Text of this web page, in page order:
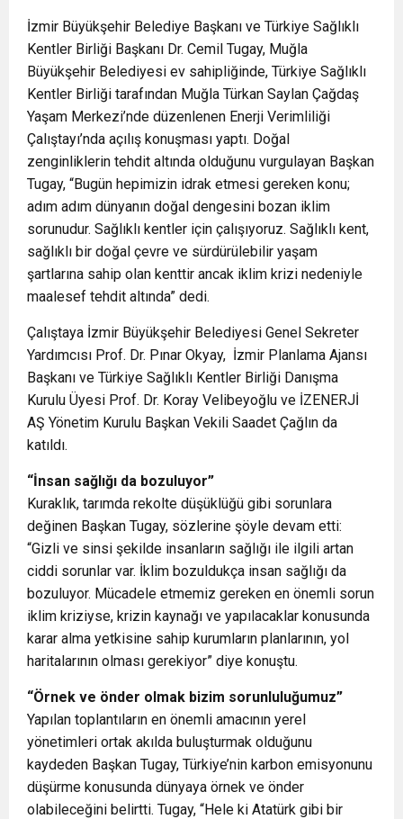
İzmir Büyükşehir Belediye Başkanı ve Türkiye Sağlıklı
Kentler Birliği Başkanı Dr. Cemil Tugay, Muğla
Büyükşehir Belediyesi ev sahipliğinde, Türkiye Sağlıklı
Kentler Birliği tarafından Muğla Türkan Saylan Çağdaş
Yaşam Merkezi’nde düzenlenen Enerji Verimliliği
Çalıştayı’nda açılış konuşması yaptı. Doğal
zenginliklerin tehdit altında olduğunu vurgulayan Başkan
Tugay, “Bugün hepimizin idrak etmesi gereken konu;
adım adım dünyanın doğal dengesini bozan iklim
sorunudur. Sağlıklı kentler için çalışıyoruz. Sağlıklı kent,
sağlıklı bir doğal çevre ve sürdürülebilir yaşam
şartlarına sahip olan kenttir ancak iklim krizi nedeniyle
maalesef tehdit altında” dedi.
Çalıştaya İzmir Büyükşehir Belediyesi Genel Sekreter
Yardımcısı Prof. Dr. Pınar Okyay, İzmir Planlama Ajansı
Başkanı ve Türkiye Sağlıklı Kentler Birliği Danışma
Kurulu Üyesi Prof. Dr. Koray Velibeyoğlu ve İZENERJİ
AŞ Yönetim Kurulu Başkan Vekili Saadet Çağlın da
katıldı.
“İnsan sağlığı da bozuluyor”
Kuraklık, tarımda rekolte düşüklüğü gibi sorunlara
değinen Başkan Tugay, sözlerine şöyle devam etti:
“Gizli ve sinsi şekilde insanların sağlığı ile ilgili artan
ciddi sorunlar var. İklim bozuldukça insan sağlığı da
bozuluyor. Mücadele etmemiz gereken en önemli sorun
iklim kriziyse, krizin kaynağı ve yapılacaklar konusunda
karar alma yetkisine sahip kurumların planlarının, yol
haritalarının olması gerekiyor” diye konuştu.
“Örnek ve önder olmak bizim sorunluluğumuz”
Yapılan toplantıların en önemli amacının yerel
yönetimleri ortak akılda buluşturmak olduğunu
kaydeden Başkan Tugay, Türkiye’nin karbon emisyonunu
düşürme konusunda dünyaya örnek ve önder
olabileceğini belirtti. Tugay, “Hele ki Atatürk gibi bir